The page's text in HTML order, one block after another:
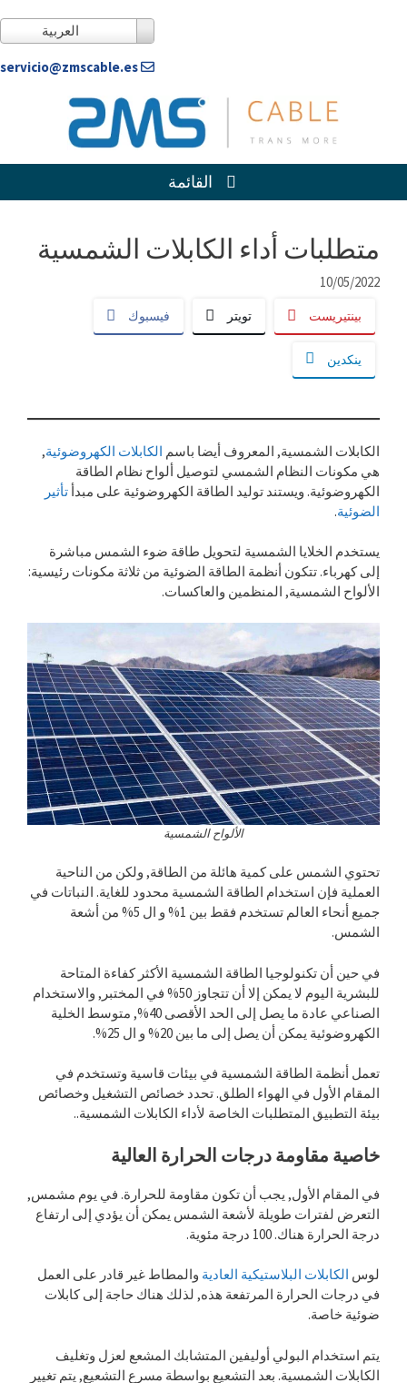
العربية
servicio@zmscable.es
القائمة
متطلبات أداء الكابلات الشمسية
10/05/2022
فيسبوك تويتر بينتيريست
ينكدين
الكابلات الشمسية, المعروف أيضا باسم الكابلات الكهروضوئية,
هي مكونات النظام الشمسي لتوصيل ألواح نظام الطاقة
الكهروضوئية. ويستند توليد الطاقة الكهروضوئية على مبدأ تأثير
الضوئية.
يستخدم الخلايا الشمسية لتحويل طاقة ضوء الشمس مباشرة
إلى كهرباء. تتكون أنظمة الطاقة الضوئية من ثلاثة مكونات رئيسية:
الألواح الشمسية, المنظمين والعاكسات.
الألواح الشمسية
تحتوي الشمس على كمية هائلة من الطاقة, ولكن من الناحية
العملية فإن استخدام الطاقة الشمسية محدود للغاية. النباتات في
جميع أنحاء العالم تستخدم فقط بين 1% و ال 5% من أشعة
الشمس.
في حين أن تكنولوجيا الطاقة الشمسية الأكثر كفاءة المتاحة
للبشرية اليوم لا يمكن إلا أن تتجاوز 50% في المختبر, والاستخدام
الصناعي عادة ما يصل إلى الحد الأقصى 40%, متوسط ​​الخلية
الكهروضوئية يمكن أن يصل إلى ما بين 20% و ال 25%.
تعمل أنظمة الطاقة الشمسية في بيئات قاسية وتستخدم في
المقام الأول في الهواء الطلق. تحدد خصائص التشغيل وخصائص
بيئة التطبيق المتطلبات الخاصة لأداء الكابلات الشمسية..
خاصية مقاومة درجات الحرارة العالية
في المقام الأول, يجب أن تكون مقاومة للحرارة. في يوم مشمس,
التعرض لفترات طويلة لأشعة الشمس يمكن أن يؤدي إلى ارتفاع
درجة الحرارة هناك. 100 درجة مئوية.
لوس الكابلات البلاستيكية العادية والمطاط غير قادر على العمل
في درجات الحرارة المرتفعة هذه, لذلك هناك حاجة إلى كابلات
ضوئية خاصة.
يتم استخدام البولي أوليفين المتشابك المشعع لعزل وتغليف
الكابلات الشمسية. بعد التشعيع بواسطة مسرع التشعيع, يتم تغيير